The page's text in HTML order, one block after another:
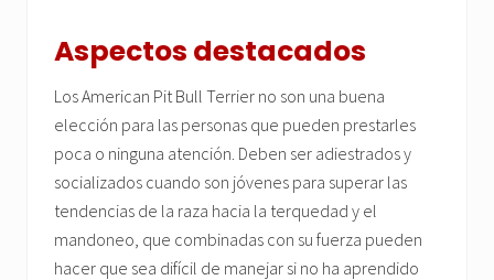
Aspectos destacados
Los American Pit Bull Terrier no son una buena
elección para las personas que pueden prestarles
poca o ninguna atención. Deben ser adiestrados y
socializados cuando son jóvenes para superar las
tendencias de la raza hacia la terquedad y el
mandoneo, que combinadas con su fuerza pueden
hacer que sea difícil de manejar si no ha aprendido